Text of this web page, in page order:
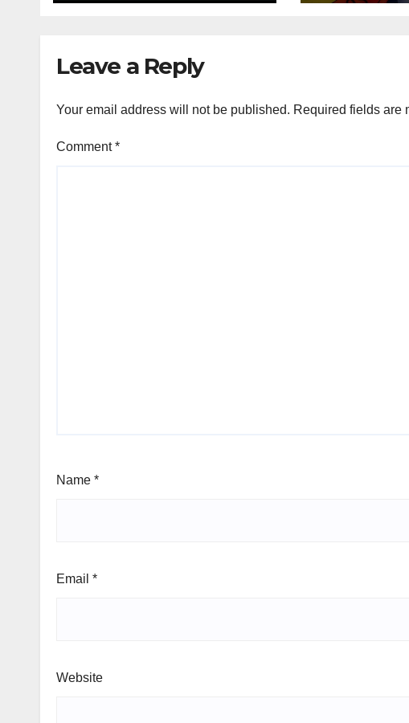
Leave a Reply
Your email address will not be published. Required fields are
Comment*
Name *
Email *
Website